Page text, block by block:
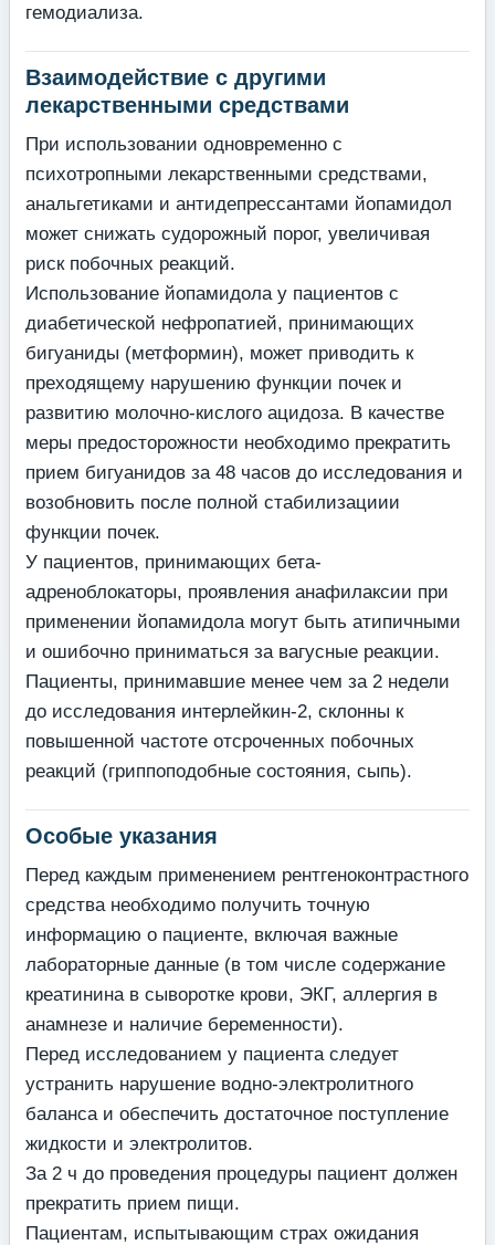
гемодиализа.
Взаимодействие с другими
лекарственными средствами
При использовании одновременно с
психотропными лекарственными средствами,
анальгетиками и антидепрессантами йопамидол
может снижать судорожный порог, увеличивая
риск побочных реакций.
Использование йопамидола у пациентов с
диабетической нефропатией, принимающих
бигуаниды (метформин), может приводить к
преходящему нарушению функции почек и
развитию молочно-кислого ацидоза. В качестве
меры предосторожности необходимо прекратить
прием бигуанидов за 48 часов до исследования и
возобновить после полной стабилизациии
функции почек.
У пациентов, принимающих бета-
адреноблокаторы, проявления анафилаксии при
применении йопамидола могут быть атипичными
и ошибочно приниматься за вагусные реакции.
Пациенты, принимавшие менее чем за 2 недели
до исследования интерлейкин-2, склонны к
повышенной частоте отсроченных побочных
реакций (гриппоподобные состояния, сыпь).
Особые указания
Перед каждым применением рентгеноконтрастного
средства необходимо получить точную
информацию о пациенте, включая важные
лабораторные данные (в том числе содержание
креатинина в сыворотке крови, ЭКГ, аллергия в
анамнезе и наличие беременности).
Перед исследованием у пациента следует
устранить нарушение водно-электролитного
баланса и обеспечить достаточное поступление
жидкости и электролитов.
За 2 ч до проведения процедуры пациент должен
прекратить прием пищи.
Пациентам, испытывающим страх ожидания